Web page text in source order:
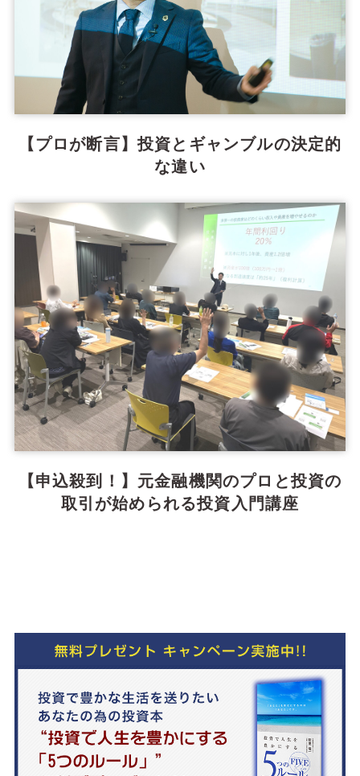
【プロが断言】投資とギャンブルの決定的
な違い
【申込殺到！】元金融機関のプロと投資の
取引が始められる投資入門講座